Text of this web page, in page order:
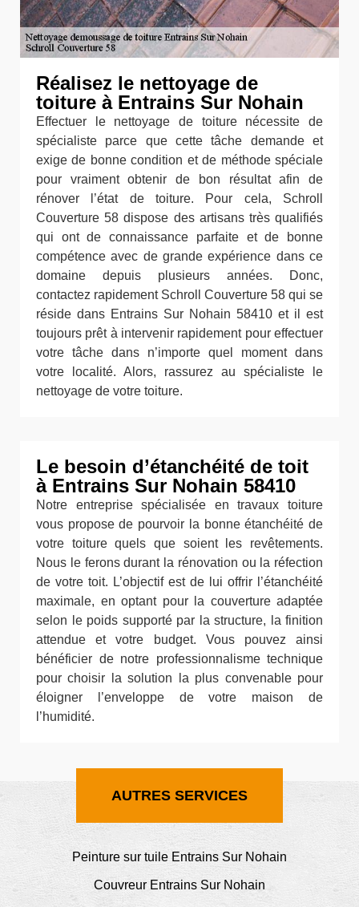
Réalisez le nettoyage de
toiture à Entrains Sur Nohain
Effectuer le nettoyage de toiture nécessite de
spécialiste parce que cette tâche demande et
exige de bonne condition et de méthode spéciale
pour vraiment obtenir de bon résultat afin de
rénover l’état de toiture. Pour cela, Schroll
Couverture 58 dispose des artisans très qualifiés
qui ont de connaissance parfaite et de bonne
compétence avec de grande expérience dans ce
domaine depuis plusieurs années. Donc,
contactez rapidement Schroll Couverture 58 qui se
réside dans Entrains Sur Nohain 58410 et il est
toujours prêt à intervenir rapidement pour effectuer
votre tâche dans n’importe quel moment dans
votre localité. Alors, rassurez au spécialiste le
nettoyage de votre toiture.
Le besoin d’étanchéité de toit
à Entrains Sur Nohain 58410
Notre entreprise spécialisée en travaux toiture
vous propose de pourvoir la bonne étanchéité de
votre toiture quels que soient les revêtements.
Nous le ferons durant la rénovation ou la réfection
de votre toit. L’objectif est de lui offrir l’étanchéité
maximale, en optant pour la couverture adaptée
selon le poids supporté par la structure, la finition
attendue et votre budget. Vous pouvez ainsi
bénéficier de notre professionnalisme technique
pour choisir la solution la plus convenable pour
éloigner l’enveloppe de votre maison de
l’humidité.
AUTRES SERVICES
Peinture sur tuile Entrains Sur Nohain
Couvreur Entrains Sur Nohain